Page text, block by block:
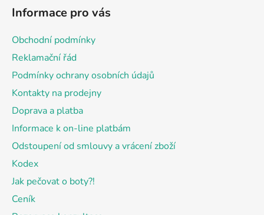
Informace pro vás
Obchodní podmínky
Reklamační řád
Podmínky ochrany osobních údajů
Kontakty na prodejny
Doprava a platba
Informace k on-line platbám
Odstoupení od smlouvy a vrácení zboží
Kodex
Jak pečovat o boty?!
Ceník